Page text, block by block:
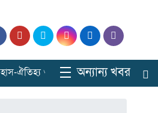
ঐতিহ্য ও বিনোদনের ঠিকানা
অন্যান্য খবর